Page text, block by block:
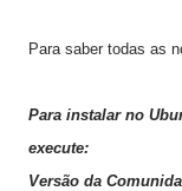
Para saber todas as
Para instalar no
execute:
Versão da